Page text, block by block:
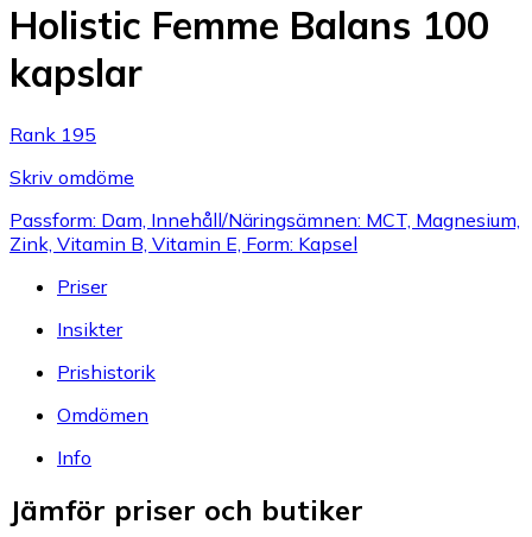
Holistic Femme Balans 100
kapslar
Rank 195
Skriv omdöme
Passform: Dam, Innehåll/Näringsämnen: MCT, Magnesium,
Zink, Vitamin B, Vitamin E, Form: Kapsel
Priser
Insikter
Prishistorik
Omdömen
Info
Jämför priser och butiker